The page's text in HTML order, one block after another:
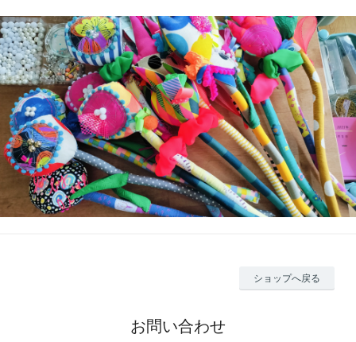
ショップへ戻る
お問い合わせ